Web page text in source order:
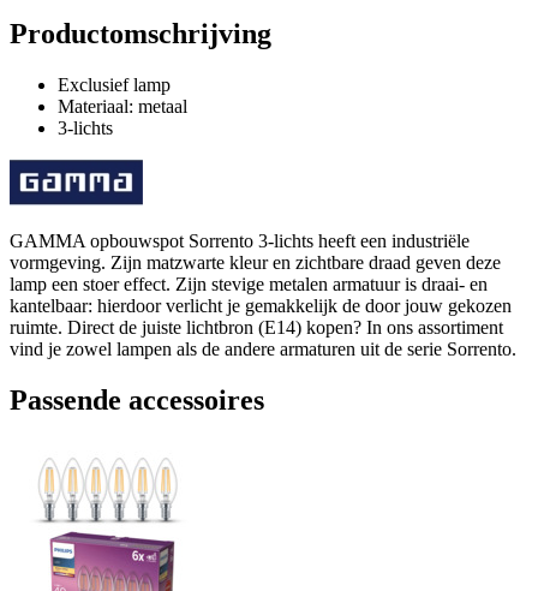
Productomschrijving
Exclusief lamp
Materiaal: metaal
3-lichts
GAMMA opbouwspot Sorrento 3-lichts heeft een industriële
vormgeving. Zijn matzwarte kleur en zichtbare draad geven deze
lamp een stoer effect. Zijn stevige metalen armatuur is draai- en
kantelbaar: hierdoor verlicht je gemakkelijk de door jouw gekozen
ruimte. Direct de juiste lichtbron (E14) kopen? In ons assortiment
vind je zowel lampen als de andere armaturen uit de serie Sorrento.
Passende accessoires